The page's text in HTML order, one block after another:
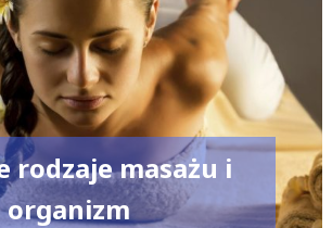
rodzaje masażu i
organizm